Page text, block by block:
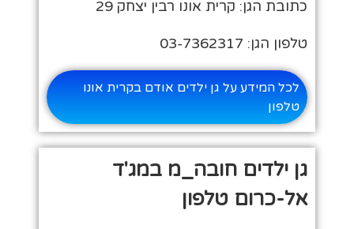
כתובת הגן: קרית אונו רבין יצחק 29
טלפון הגן: 03-7362317
לכל המידע על גן ילדים אודם בקרית אונו
טלפון
גן ילדים חובה_מ במג'ד
אל-כרום טלפון